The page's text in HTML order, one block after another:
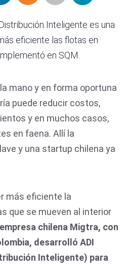
Inteligente es una
eficiente las flotas en
en SQM.
mano y en forma oportuna
puede reducir costos,
y en muchos casos,
en faena. Allí la
y una startup chilena ya
más eficiente la
que se mueven al interior
empresa chilena Migtra, con
desarrolló ADI
Inteligente) para